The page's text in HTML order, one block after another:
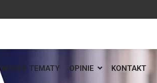
WASZE TEMATY OPINIE KONTAKT